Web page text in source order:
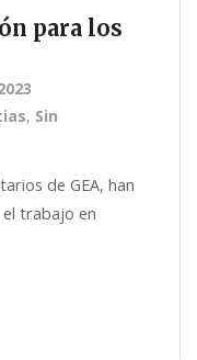
para los
, Sin
de GEA, han
trabajo en